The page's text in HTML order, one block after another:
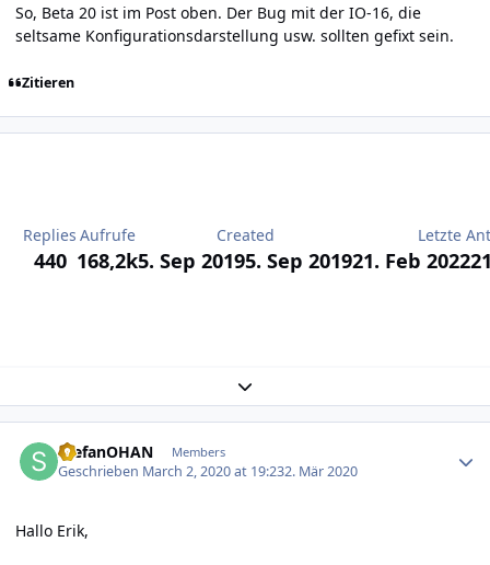
So, Beta 20 ist im Post oben. Der Bug mit der IO-16, die
seltsame Konfigurationsdarstellung usw. sollten gefixt sein.
Zitieren
Replies
440
Aufrufe
168,2k
Created
5. Sep 20195. Sep 2019
Letzte
21. Feb 2022
Expand topic overview
StefanOHAN Members
Geschrieben March 2, 2020 at 19:232. Mär 2020
Hallo Erik,